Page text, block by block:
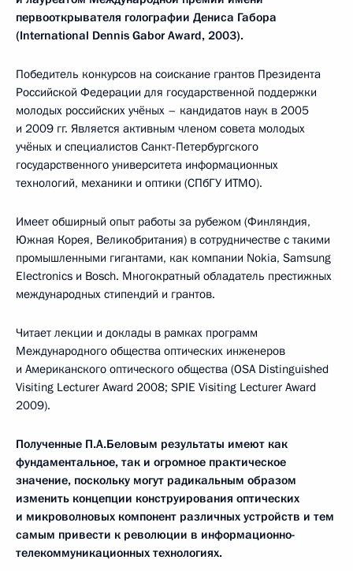
первооткрывателя голографии Дениса Габора
(International Dennis Gabor Award, 2003).
Победитель конкурсов на соискание грантов Президента
Российской Федерации для государственной поддержки
молодых российских учёных – кандидатов наук в 2005
и 2009 гг. Является активным членом совета молодых
учёных и специалистов Санкт-Петербургского
государственного университета информационных
технологий, механики и оптики (СПбГУ ИТМО).
Имеет обширный опыт работы за рубежом (Финляндия,
Южная Корея, Великобритания) в сотрудничестве с такими
промышленными гигантами, как компании Nokia, Samsung
Electronics и Bosch. Многократный обладатель престижных
международных стипендий и грантов.
Читает лекции и доклады в рамках программ
Международного общества оптических инженеров
и Американского оптического общества (OSA Distinguished
Visiting Lecturer Award 2008; SPIE Visiting Lecturer Award
2009).
Полученные П.А.Беловым результаты имеют как
фундаментальное, так и огромное практическое
значение, поскольку могут радикальным образом
изменить концепции конструирования оптических
и микроволновых компонент различных устройств и тем
самым привести к революции в информационно-
телекоммуникационных технологиях.